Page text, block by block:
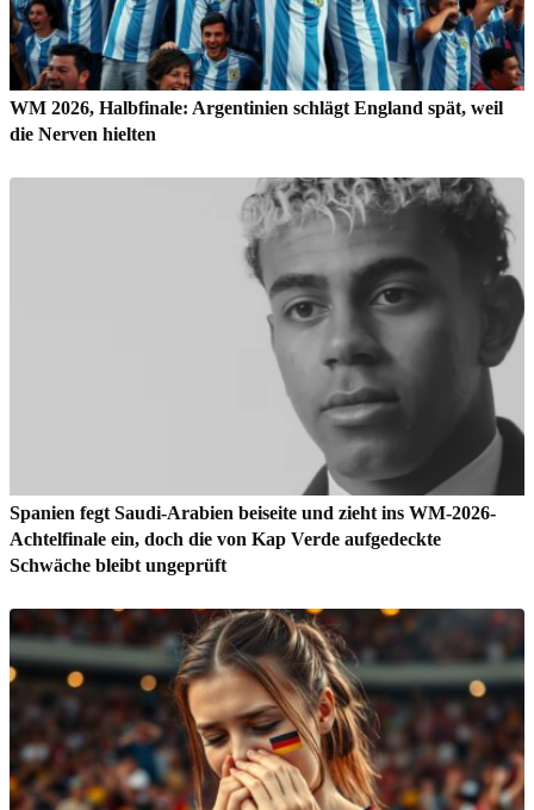
WM 2026, Halbfinale: Argentinien schlägt England spät, weil
die Nerven hielten
Spanien fegt Saudi-Arabien beiseite und zieht ins WM-2026-
Achtelfinale ein, doch die von Kap Verde aufgedeckte
Schwäche bleibt ungeprüft